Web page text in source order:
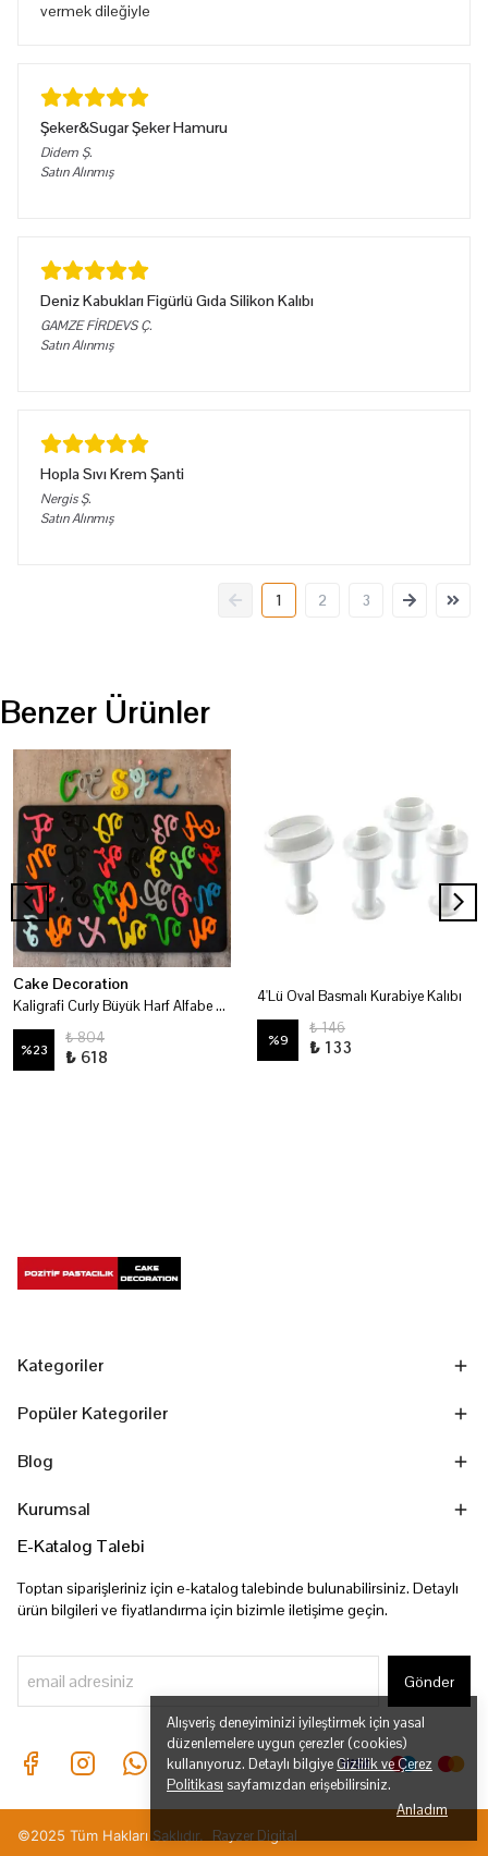
Alışveriş deneyiminizi iyileştirmek için yasal
düzenlemelere uygun çerezler (cookies)
kullanıyoruz. Detaylı bilgiye Gizlilik ve Çerez
Politikası sayfamızdan erişebilirsiniz.
Anladım
vermek dileğiyle
Şeker&Sugar Şeker Hamuru
Didem Ş.
Satın Alınmış
Deniz Kabukları Figürlü Gıda Silikon Kalıbı
GAMZE FİRDEVS Ç.
Satın Alınmış
Hopla Sıvı Krem Şanti
Nergis Ş.
Satın Alınmış
1 2 3
Benzer Ürünler
Cake Decoration
Kaligrafi Curly Büyük Harf Alfabe Modelleme Kalıbı
%23
₺ 804
₺ 618
4'Lü Oval Basmalı Kurabiye Kalıbı
%9
₺ 146
₺ 133
Kategoriler
Popüler Kategoriler
Blog
Kurumsal
E-Katalog Talebi
Toptan siparişleriniz için e-katalog talebinde bulunabilirsiniz. Detaylı
ürün bilgileri ve fiyatlandırma için bizimle iletişime geçin.
Gönder
©2025 Tüm Hakları Saklıdır. Rayzer Digital